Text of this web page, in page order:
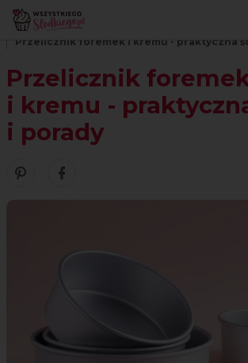
Strona główna
Przelicznik foremek i kremu - praktyczna
Przelicznik
i kremu -
i porady
Zobacz nasze piny w serwisie
Śledź nas na Facebooku